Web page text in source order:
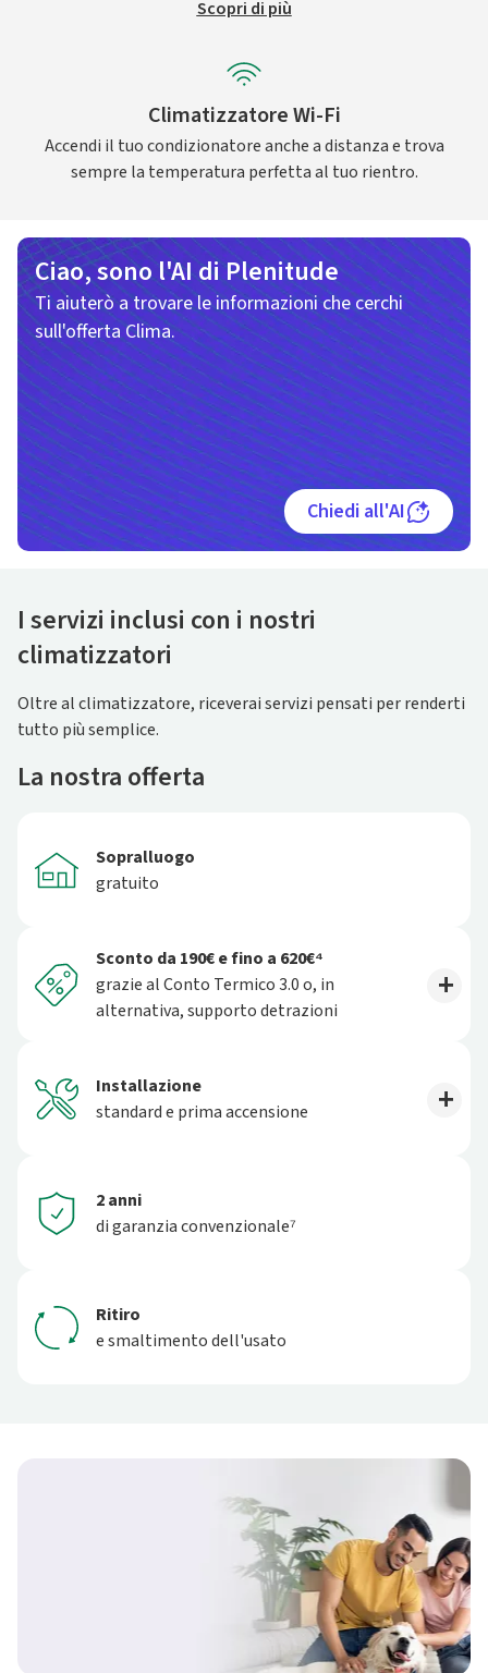
Scopri di più
Climatizzatore Wi-Fi
Accendi il tuo condizionatore anche a distanza e trova
sempre la temperatura perfetta al tuo rientro.
Ciao, sono l'AI di Plenitude
Ti aiuterò a trovare le informazioni che cerchi
sull'offerta Clima.
Chiedi all'AI
I servizi inclusi con i nostri
climatizzatori
Oltre al climatizzatore, riceverai servizi pensati per renderti
tutto più semplice.
La nostra offerta
Sopralluogo
gratuito
Sconto da 190€ e fino a 620€⁴
grazie al Conto Termico 3.0 o, in
alternativa, supporto detrazioni
Installazione
standard e prima accensione
2 anni
di garanzia convenzionale⁷
Ritiro
e smaltimento dell'usato